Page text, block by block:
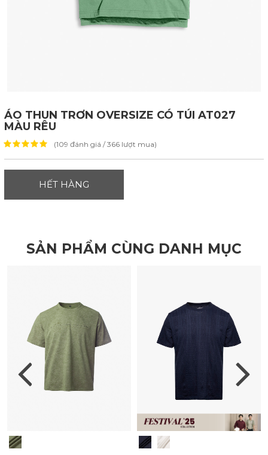
ÁO THUN TRƠN OVERSIZE CÓ TÚI AT027
MÀU RÊU
(109 đánh giá / 366 lượt mua)
HẾT HÀNG
SẢN PHẨM CÙNG DANH MỤC